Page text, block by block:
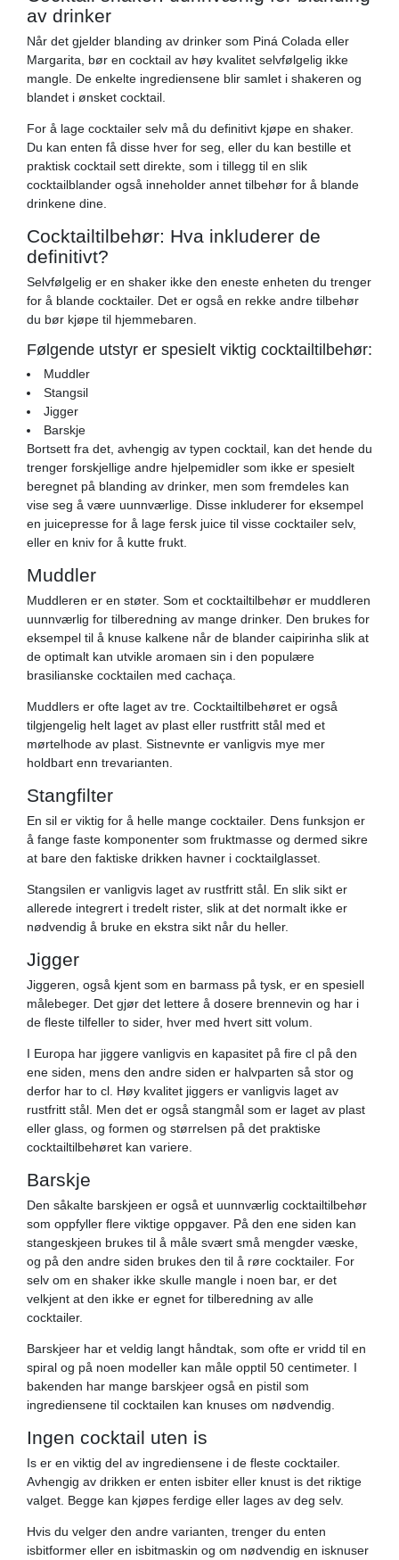
av drinker
Når det gjelder blanding av drinker som Piná Colada eller
Margarita, bør en cocktail av høy kvalitet selvfølgelig ikke
mangle. De enkelte ingrediensene blir samlet i shakeren og
blandet i ønsket cocktail.
For å lage cocktailer selv må du definitivt kjøpe en shaker.
Du kan enten få disse hver for seg, eller du kan bestille et
praktisk cocktail sett direkte, som i tillegg til en slik
cocktailblander også inneholder annet tilbehør for å blande
drinkene dine.
Cocktailtilbehør: Hva inkluderer de
definitivt?
Selvfølgelig er en shaker ikke den eneste enheten du trenger
for å blande cocktailer. Det er også en rekke andre tilbehør
du bør kjøpe til hjemmebaren.
Følgende utstyr er spesielt viktig cocktailtilbehør:
Muddler
Stangsil
Jigger
Barskje
Bortsett fra det, avhengig av typen cocktail, kan det hende du
trenger forskjellige andre hjelpemidler som ikke er spesielt
beregnet på blanding av drinker, men som fremdeles kan
vise seg å være uunnværlige. Disse inkluderer for eksempel
en juicepresse for å lage fersk juice til visse cocktailer selv,
eller en kniv for å kutte frukt.
Muddler
Muddleren er en støter. Som et cocktailtilbehør er muddleren
uunnværlig for tilberedning av mange drinker. Den brukes for
eksempel til å knuse kalkene når de blander caipirinha slik at
de optimalt kan utvikle aromaen sin i den populære
brasilianske cocktailen med cachaça.
Muddlers er ofte laget av tre. Cocktailtilbehøret er også
tilgjengelig helt laget av plast eller rustfritt stål med et
mørtelhode av plast. Sistnevnte er vanligvis mye mer
holdbart enn trevarianten.
Stangfilter
En sil er viktig for å helle mange cocktailer. Dens funksjon er
å fange faste komponenter som fruktmasse og dermed sikre
at bare den faktiske drikken havner i cocktailglasset.
Stangsilen er vanligvis laget av rustfritt stål. En slik sikt er
allerede integrert i tredelt rister, slik at det normalt ikke er
nødvendig å bruke en ekstra sikt når du heller.
Jigger
Jiggeren, også kjent som en barmass på tysk, er en spesiell
målebeger. Det gjør det lettere å dosere brennevin og har i
de fleste tilfeller to sider, hver med hvert sitt volum.
I Europa har jiggere vanligvis en kapasitet på fire cl på den
ene siden, mens den andre siden er halvparten så stor og
derfor har to cl. Høy kvalitet jiggers er vanligvis laget av
rustfritt stål. Men det er også stangmål som er laget av plast
eller glass, og formen og størrelsen på det praktiske
cocktailtilbehøret kan variere.
Barskje
Den såkalte barskjeen er også et uunnværlig cocktailtilbehør
som oppfyller flere viktige oppgaver. På den ene siden kan
stangeskjeen brukes til å måle svært små mengder væske,
og på den andre siden brukes den til å røre cocktailer. For
selv om en shaker ikke skulle mangle i noen bar, er det
velkjent at den ikke er egnet for tilberedning av alle
cocktailer.
Barskjeer har et veldig langt håndtak, som ofte er vridd til en
spiral og på noen modeller kan måle opptil 50 centimeter. I
bakenden har mange barskjeer også en pistil som
ingrediensene til cocktailen kan knuses om nødvendig.
Ingen cocktail uten is
Is er en viktig del av ingrediensene i de fleste cocktailer.
Avhengig av drikken er enten isbiter eller knust is det riktige
valget. Begge kan kjøpes ferdige eller lages av deg selv.
Hvis du velger den andre varianten, trenger du enten
isbitformer eller en isbitmaskin og om nødvendig en isknuser